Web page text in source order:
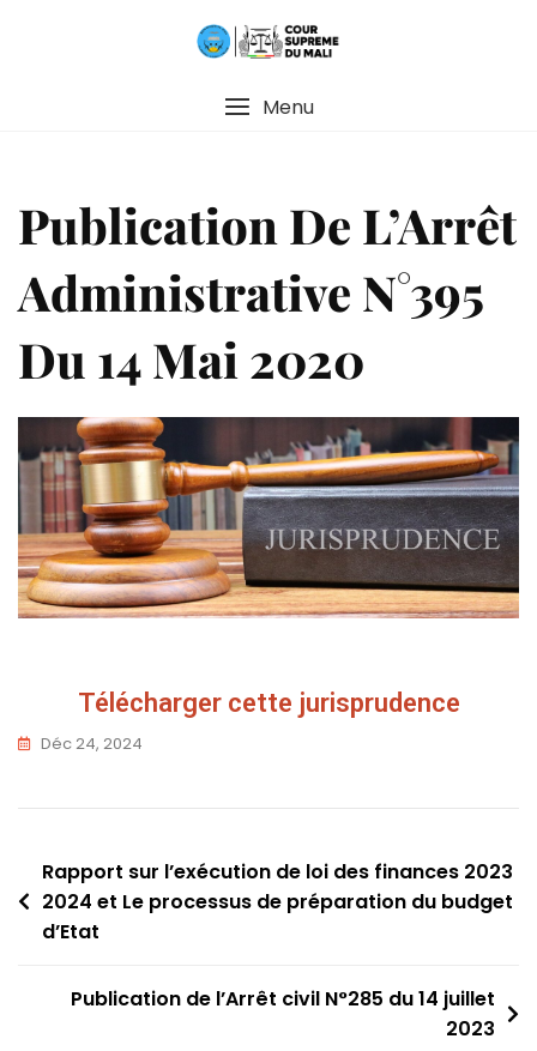
Menu
Publication De L’Arrêt
Administrative N°395
Du 14 Mai 2020
Télécharger cette jurisprudence
Déc 24, 2024
Rapport sur l’exécution de loi des finances 2023
2024 et Le processus de préparation du budget
d’Etat
Publication de l’Arrêt civil N°285 du 14 juillet
2023